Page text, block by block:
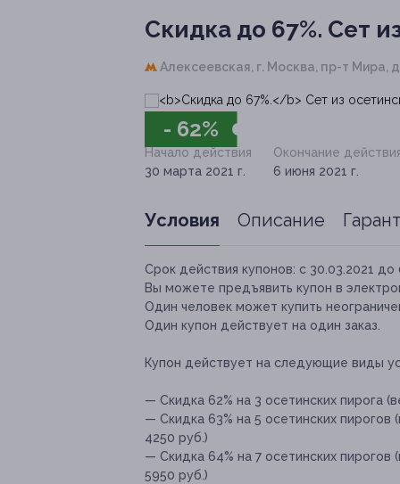
Скидка до 67%. Сет
Алексеевская, г. Москва, пр-т Мира,
- 62%
Начало действия
30 марта 2021 г.
Окончание
6 июня 2021 г.
Условия Описание
Срок действия купонов: с 30.03.2021 до
Вы можете предъявить купон в
Один человек может купить
Один купон действует на один заказ.
Купон действует на следующие виды
— Скидка 62% на 3 осетинских пирога
— Скидка 63% на 5 осетинских пирогов
4250 руб.)
— Скидка 64% на 7 осетинских пирогов
5950 руб.)